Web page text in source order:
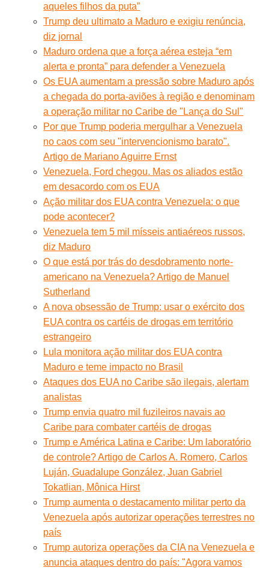
aqueles filhos da puta”
Trump deu ultimato a Maduro e exigiu renúncia,
diz jornal
Maduro ordena que a força aérea esteja “em
alerta e pronta” para defender a Venezuela
Os EUA aumentam a pressão sobre Maduro após
a chegada do porta-aviões à região e denominam
a operação militar no Caribe de "Lança do Sul"
Por que Trump poderia mergulhar a Venezuela
no caos com seu "intervencionismo barato".
Artigo de Mariano Aguirre Ernst
Venezuela, Ford chegou. Mas os aliados estão
em desacordo com os EUA
Ação militar dos EUA contra Venezuela: o que
pode acontecer?
Venezuela tem 5 mil mísseis antiaéreos russos,
diz Maduro
O que está por trás do desdobramento norte-
americano na Venezuela? Artigo de Manuel
Sutherland
A nova obsessão de Trump: usar o exército dos
EUA contra os cartéis de drogas em território
estrangeiro
Lula monitora ação militar dos EUA contra
Maduro e teme impacto no Brasil
Ataques dos EUA no Caribe são ilegais, alertam
analistas
Trump envia quatro mil fuzileiros navais ao
Caribe para combater cartéis de drogas
Trump e América Latina e Caribe: Um laboratório
de controle? Artigo de Carlos A. Romero, Carlos
Luján, Guadalupe González, Juan Gabriel
Tokatlian, Mônica Hirst
Trump aumenta o destacamento militar perto da
Venezuela após autorizar operações terrestres no
país
Trump autoriza operações da CIA na Venezuela e
anuncia ataques dentro do país: "Agora vamos